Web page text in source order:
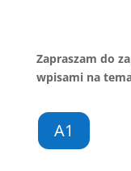
Zapraszam do
wpisami na
A1